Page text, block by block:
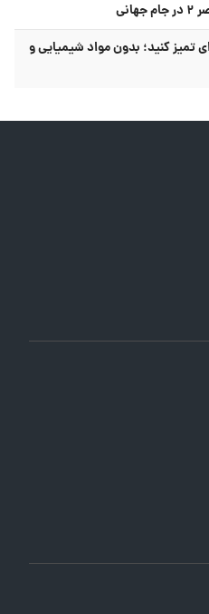
با این ترفند ۵ دقیقه‌ای تمیز کنید؛ بدون مواد شیمیایی و